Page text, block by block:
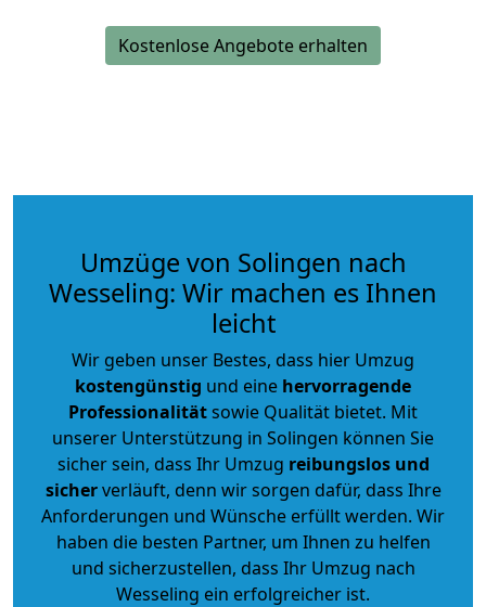
Kostenlose Angebote erhalten
Umzüge von Solingen nach
Wesseling: Wir machen es Ihnen
leicht
Wir geben unser Bestes, dass hier Umzug
kostengünstig und eine hervorragende
Professionalitätsowie Qualität bietet. Mit
unserer Unterstützung in Solingen können Sie
sicher sein, dass Ihr Umzug reibungslos und
sicherverläuft, denn wir sorgen dafür, dass Ihre
Anforderungen und Wünsche erfüllt werden. Wir
haben die besten Partner, um Ihnen zu helfen
und sicherzustellen, dass Ihr Umzug nach
Wesseling ein erfolgreicher ist.